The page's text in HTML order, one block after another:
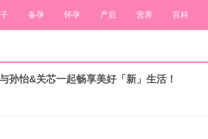
备孕 怀孕 产后 营养 百科
孙怡&关芯一起畅享美好「新」生活！